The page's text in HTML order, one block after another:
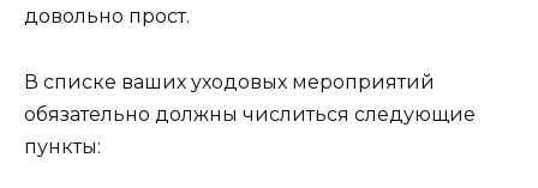
довольно прост.
В списке ваших уходовых мероприятий
обязательно должны числиться следующие
пункты: